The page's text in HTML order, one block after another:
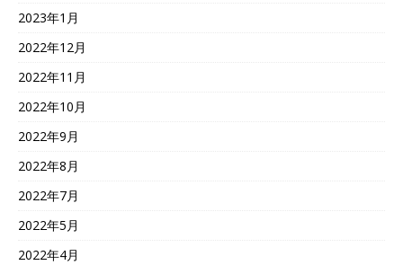
2023年1月
2022年12月
2022年11月
2022年10月
2022年9月
2022年8月
2022年7月
2022年5月
2022年4月